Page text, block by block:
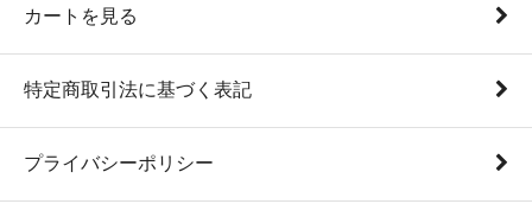
カートを見る
特定商取引法に基づく表記
プライバシーポリシー